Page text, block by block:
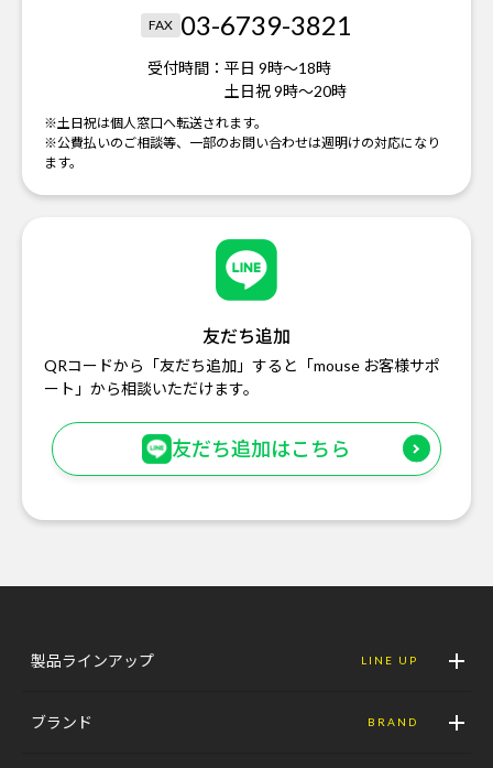
FAX 03-6739-3821
受付時間： 平日 9時～18時
土日祝 9時～20時
※土日祝は個人窓口へ転送されます。
※公費払いのご相談等、一部のお問い合わせは週明けの対応になり
ます。
友だち追加
QRコードから「友だち追加」すると「mouse お客様サポ
ート」から相談いただけます。
友だち追加はこちら
製品ラインアップ LINE UP
ブランド BRAND